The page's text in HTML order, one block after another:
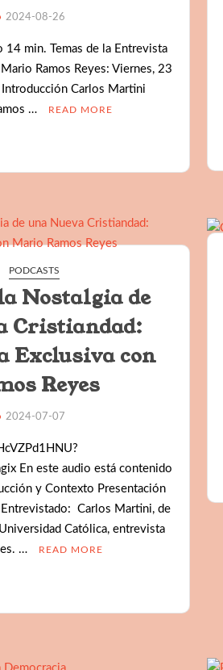
2024-08-26
14 min. Temas de la Entrevista
Ramos Reyes: Viernes, 23
Carlos Martini
…
READ MORE
PODCASTS
Nostalgia de
Cristiandad:
Exclusiva con
Reyes
2024-07-07
En este audio está contenido
y Contexto Presentación
Carlos Martini, de
Católica, entrevista
…
READ MORE